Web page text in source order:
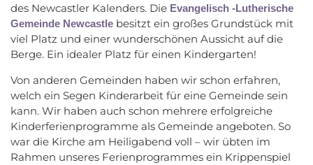
des Newcastler Kalenders. Die Evangelisch -Lutherische
Gemeinde Newcastle besitzt ein großes Grundstück mit
viel Platz und einer wunderschönen Aussicht auf die
Berge. Ein idealer Platz für einen Kindergarten!
Von anderen Gemeinden haben wir schon erfahren,
welch ein Segen Kinderarbeit für eine Gemeinde sein
kann. Wir haben auch schon mehrere erfolgreiche
Kinderferienprogramme als Gemeinde angeboten. So
war die Kirche am Heiligabend voll – wir übten im
Rahmen unseres Ferienprogrammes ein Krippenspiel